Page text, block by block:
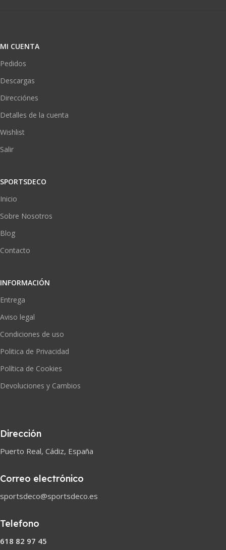
MI CUENTA
Pedidos
Descargas
Direcciónes
Detalles de la cuenta
Wishlist
Salir
SPORTSDECO
Inicio
Sobre Nosotros
Blog
Contacto
INFORMACIÓN
Entrega
Aviso legal
Condiciones de uso
Politica de Privacidad
Política de Cookies
Devoluciones y Cambios
Dirección
Puerto Real, Cádiz, España
Correo electrónico
sportsdeco@sportsdeco.es
Telefono
618 82 97 45